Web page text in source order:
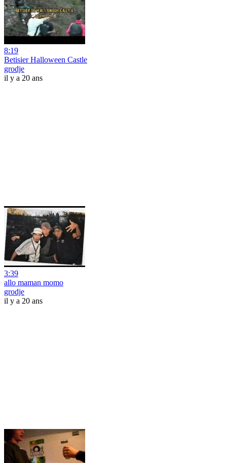
8:19
Betisier Halloween Castle
grodje
il y a 20 ans
3:39
allo maman momo
grodje
il y a 20 ans